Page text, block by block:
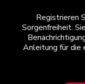
Registrieren
Sorgenfreiheit.
Anleitung für die